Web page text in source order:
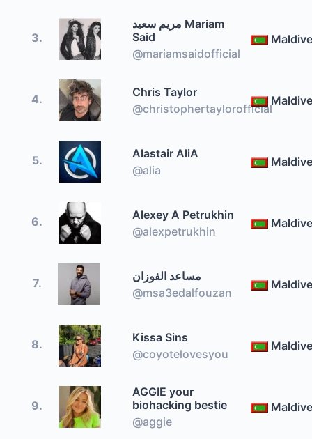
3.
مريم سعيد Mariam
Said
@mariamsaidofficial
4.
Chris Taylor
@christophertaylorofficial
5.
Alastair AliA
@alia
6.
Alexey A Petrukhin
@alexpetrukhin
7.
مساعد الفوزان
@msa3edalfouzan
8.
Kissa Sins
@coyotelovesyou
9.
AGGIE your
biohacking bestie
@aggie